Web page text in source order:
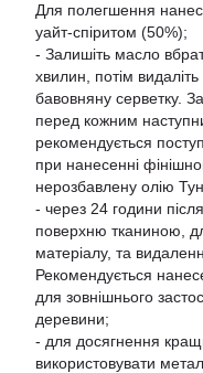
Для полегшення
уайт-спіритом (50%);
- Залишіть масло
хвилин, потім
бавовняну серветку.
перед кожним
рекомендується
при нанесенні
нерозбавлену олію
- через 24 години
поверхню тканиною,
матеріалу, та
Рекомендується
для зовнішнього
деревини;
- для досягнення
використовувати